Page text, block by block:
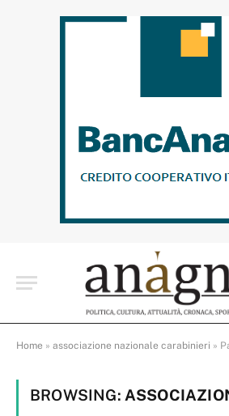
Home » associazione nazionale carabinieri »
BROWSING: